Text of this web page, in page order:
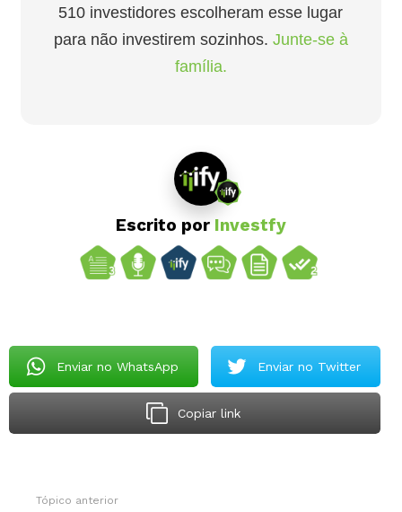
510 investidores escolheram esse lugar
para não investirem sozinhos. Junte-se à
família.
Escrito por Investfy
Enviar no WhatsApp Enviar no Twitter
Copiar link
Tópico anterior